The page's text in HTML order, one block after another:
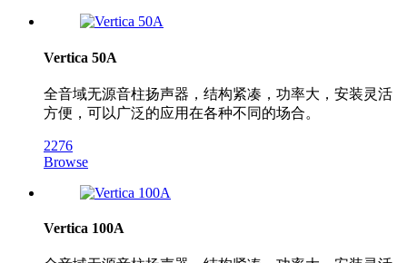
Vertica 50A
全音域无源音柱扬声器，结构紧凑，功率大，安装灵活
方便，可以广泛的应用在各种不同的场合。
2276
Browse
Vertica 100A